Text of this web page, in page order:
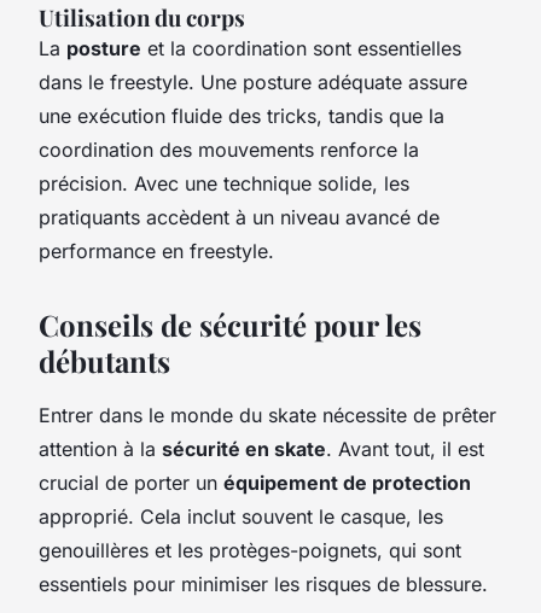
Utilisation du corps
La posture et la coordination sont essentielles
dans le freestyle. Une posture adéquate assure
une exécution fluide des tricks, tandis que la
coordination des mouvements renforce la
précision. Avec une technique solide, les
pratiquants accèdent à un niveau avancé de
performance en freestyle.
Conseils de sécurité pour les
débutants
Entrer dans le monde du skate nécessite de prêter
attention à la sécurité en skate. Avant tout, il est
crucial de porter un équipement de protection
approprié. Cela inclut souvent le casque, les
genouillères et les protèges-poignets, qui sont
essentiels pour minimiser les risques de blessure.